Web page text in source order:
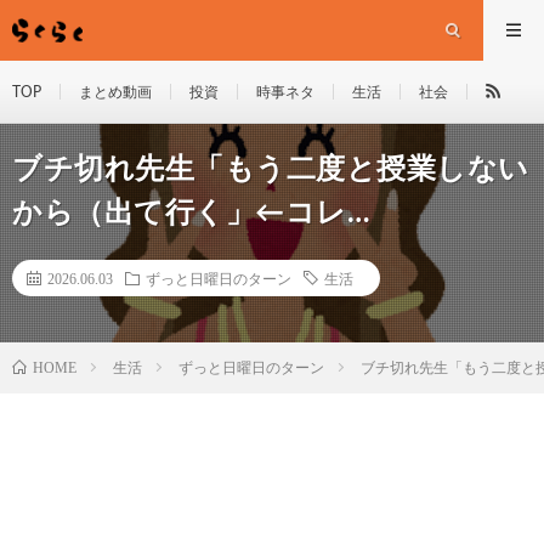
TOP まとめ動画 投資 時事ネタ 生活 社会
ブチ切れ先生「もう二度と授業しない
から（出て行く」←コレ…
2026.06.03 ずっと日曜日のターン 生活
HOME 生活 ずっと日曜日のターン ブチ切れ先生「もう二度